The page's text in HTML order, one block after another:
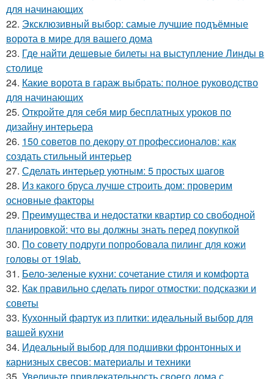
для начинающих
22. Эксклюзивный выбор: самые лучшие подъёмные
ворота в мире для вашего дома
23. Где найти дешевые билеты на выступление Линды в
столице
24. Какие ворота в гараж выбрать: полное руководство
для начинающих
25. Откройте для себя мир бесплатных уроков по
дизайну интерьера
26. 150 советов по декору от профессионалов: как
создать стильный интерьер
27. Сделать интерьер уютным: 5 простых шагов
28. Из какого бруса лучше строить дом: проверим
основные факторы
29. Преимущества и недостатки квартир со свободной
планировкой: что вы должны знать перед покупкой
30. По совету подруги попробовала пилинг для кожи
головы от 19lab.
31. Бело-зеленые кухни: сочетание стиля и комфорта
32. Как правильно сделать пирог отмостки: подсказки и
советы
33. Кухонный фартук из плитки: идеальный выбор для
вашей кухни
34. Идеальный выбор для подшивки фронтонных и
карнизных свесов: материалы и техники